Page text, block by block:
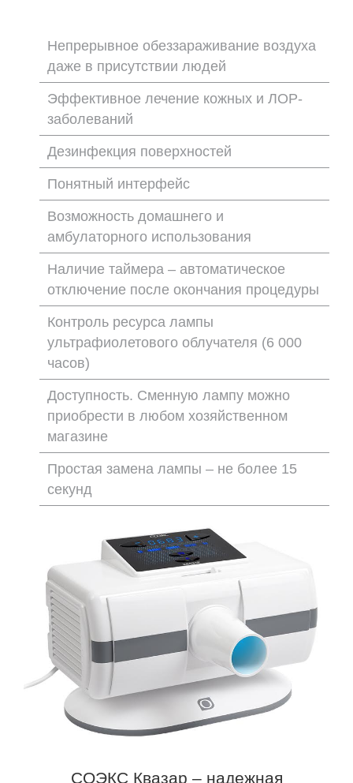
Непрерывное обеззараживание воздуха
даже в присутствии людей
Эффективное лечение кожных и ЛОР-
заболеваний
Дезинфекция поверхностей
Понятный интерфейс
Возможность домашнего и
амбулаторного использования
Наличие таймера – автоматическое
отключение после окончания процедуры
Контроль ресурса лампы
ультрафиолетового облучателя (6 000
часов)
Доступность. Сменную лампу можно
приобрести в любом хозяйственном
магазине
Простая замена лампы – не более 15
секунд
СОЭКС Квазар – надежная